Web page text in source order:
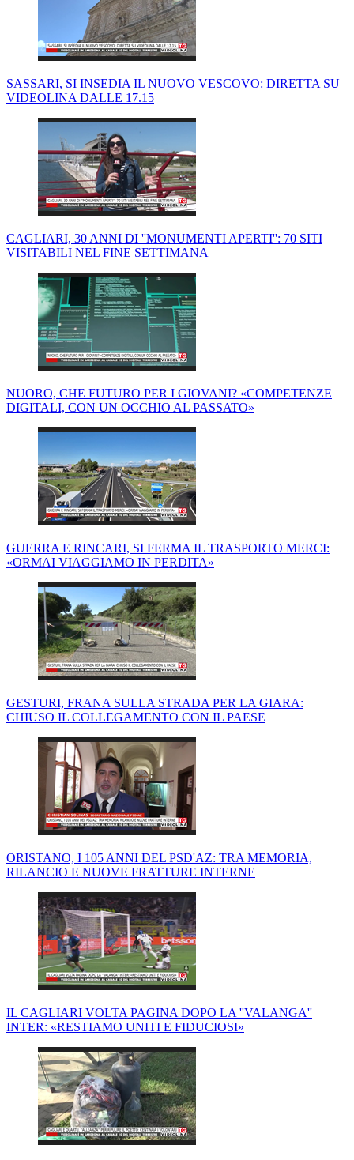
SASSARI, SI INSEDIA IL NUOVO VESCOVO: DIRETTA SU
VIDEOLINA DALLE 17.15
CAGLIARI, 30 ANNI DI ''MONUMENTI APERTI'': 70 SITI
VISITABILI NEL FINE SETTIMANA
NUORO, CHE FUTURO PER I GIOVANI? «COMPETENZE
DIGITALI, CON UN OCCHIO AL PASSATO»
GUERRA E RINCARI, SI FERMA IL TRASPORTO MERCI:
«ORMAI VIAGGIAMO IN PERDITA»
GESTURI, FRANA SULLA STRADA PER LA GIARA:
CHIUSO IL COLLEGAMENTO CON IL PAESE
ORISTANO, I 105 ANNI DEL PSD'AZ: TRA MEMORIA,
RILANCIO E NUOVE FRATTURE INTERNE
IL CAGLIARI VOLTA PAGINA DOPO LA ''VALANGA''
INTER: «RESTIAMO UNITI E FIDUCIOSI»